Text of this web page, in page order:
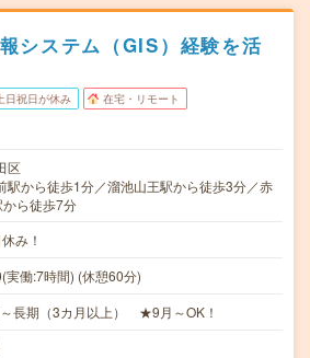
システム（GIS）経験を活
日祝日が休み 在宅・リモート
区
駅から徒歩1分／溜池山王駅から徒歩3分／赤
ら徒歩7分
み！
実働:7時間) (休憩60分)
長期（3カ月以上） ★9月～OK！